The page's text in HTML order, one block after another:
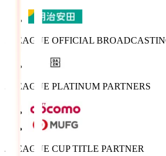
J.LEAGUE OFFICIAL
J.LEAGUE PLATINUM PARTNERS
J.LEAGUE CUP TITLE PARTNER